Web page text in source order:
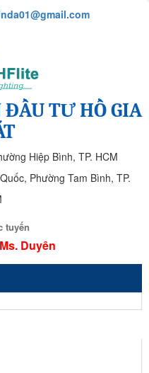
ĐẦU TƯ HỒ GIA
Hiệp Bình, TP. HCM
Phường Tam Bình, TP.
tuyến
Duyên